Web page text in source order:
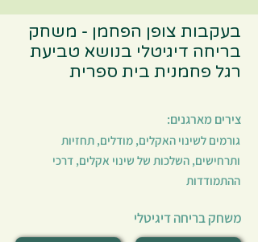
להגנת הסביבהבשני נושאי סיכון
אקלימיים - איי חום עירוניים והצפות
מנחלים ולאחריה הצעות של התלמידים
לתכנון מקומי מותאם אקלים לסוגיות אלו.
בעקבות צופן הפחמן - משחק
בריחה דיגיטלי בנושא טביעת
רגל פחמנית בית ספרית
צירים מארגנים:
גורמים לשינוי האקלים, מודלים, תחזיות
ותרחישים, השלכות של שינוי אקלים, דרכי
ההתמודדות
משחק בריחה דיגיטלי